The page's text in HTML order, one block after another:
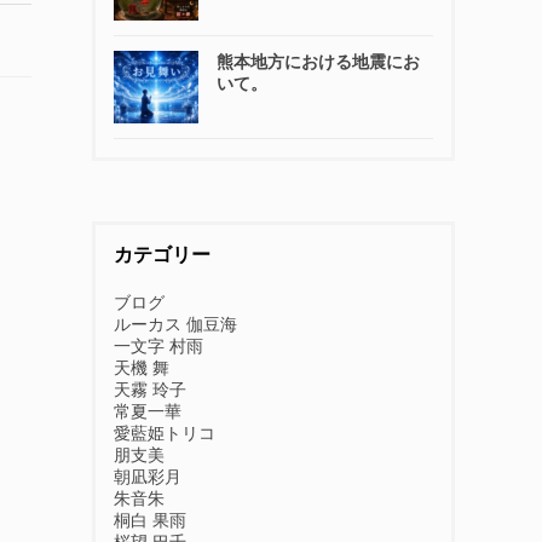
熊本地方における地震にお
いて。
カテゴリー
ブログ
ルーカス 伽豆海
一文字 村雨
天機 舞
天霧 玲子
常夏一華
愛藍姫トリコ
朋支美
朝凪彩月
朱音朱
桐白 果雨